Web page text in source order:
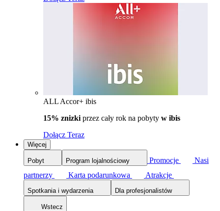
ALL Accor+ ibis
15% znizki przez cały rok na pobyty w ibis
Dołącz Teraz
Więcej
Pobyt Program lojalnościowy Promocje
Nasi
partnerzy
Karta podarunkowa Atrakcje
Spotkania i wydarzenia Dla profesjonalistów
Wstecz